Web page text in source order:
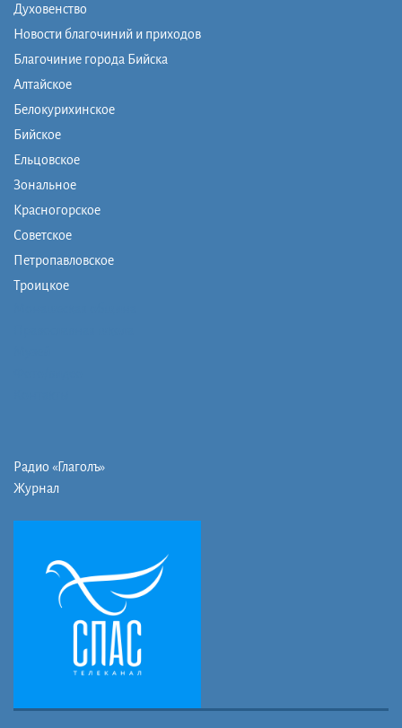
Духовенство
Новости благочиний и приходов
Благочиние города Бийска
Алтайское
Белокурихинское
Бийское
Ельцовское
Зональное
Красногорское
Советское
Петропавловское
Троицкое
Радио «Глаголъ»
Журнал